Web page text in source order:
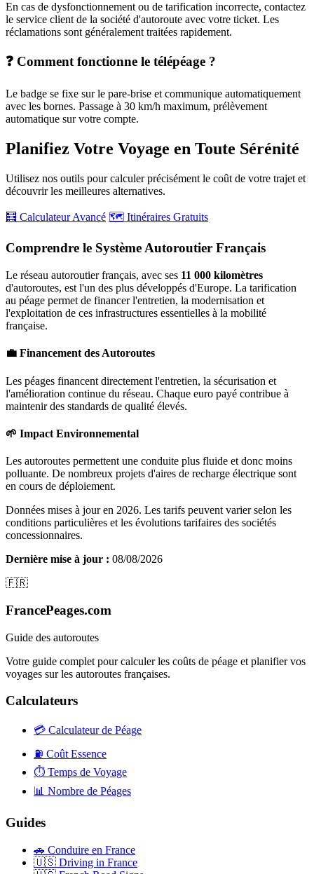
En cas de dysfonctionnement ou de tarification incorrecte, contactez
le service client de la société d'autoroute avec votre ticket. Les
réclamations sont généralement traitées rapidement.
❓ Comment fonctionne le télépéage ?
Le badge se fixe sur le pare-brise et communique automatiquement
avec les bornes. Passage à 30 km/h maximum, prélèvement
automatique sur votre compte.
Planifiez Votre Voyage en Toute Sérénité
Utilisez nos outils pour calculer précisément le coût de votre trajet et
découvrir les meilleures alternatives.
🧮 Calculateur Avancé 🗺️ Itinéraires Gratuits
Comprendre le Système Autoroutier Français
Le réseau autoroutier français, avec ses 11 000 kilomètres
d'autoroutes, est l'un des plus développés d'Europe. La tarification
au péage permet de financer l'entretien, la modernisation et
l'exploitation de ces infrastructures essentielles à la mobilité
française.
💼 Financement des Autoroutes
Les péages financent directement l'entretien, la sécurisation et
l'amélioration continue du réseau. Chaque euro payé contribue à
maintenir des standards de qualité élevés.
🌱 Impact Environnemental
Les autoroutes permettent une conduite plus fluide et donc moins
polluante. De nombreux projets d'aires de recharge électrique sont
en cours de déploiement.
Données mises à jour en 2026. Les tarifs peuvent varier selon les
conditions particulières et les évolutions tarifaires des sociétés
concessionnaires.
Dernière mise à jour : 08/08/2026
🇫🇷
FrancePeages.com
Guide des autoroutes
Votre guide complet pour calculer les coûts de péage et planifier vos
voyages sur les autoroutes françaises.
Calculateurs
💳 Calculateur de Péage
⛽ Coût Essence
⏱️ Temps de Voyage
📊 Nombre de Péages
Guides
🚗 Conduire en France
🇺🇸 Driving in France